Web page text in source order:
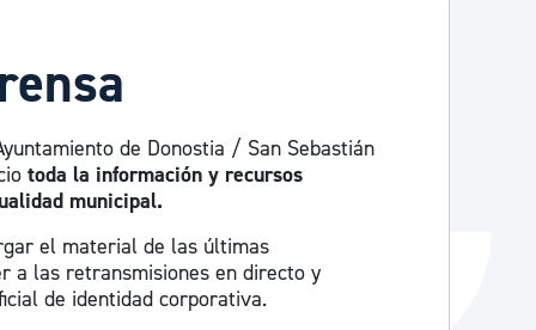
de Donostia / San Sebastián
toda la información y recursos
municipal.
el material de las últimas
a las retransmisiones en directo y
de identidad corporativa.